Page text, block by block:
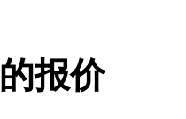
的报价